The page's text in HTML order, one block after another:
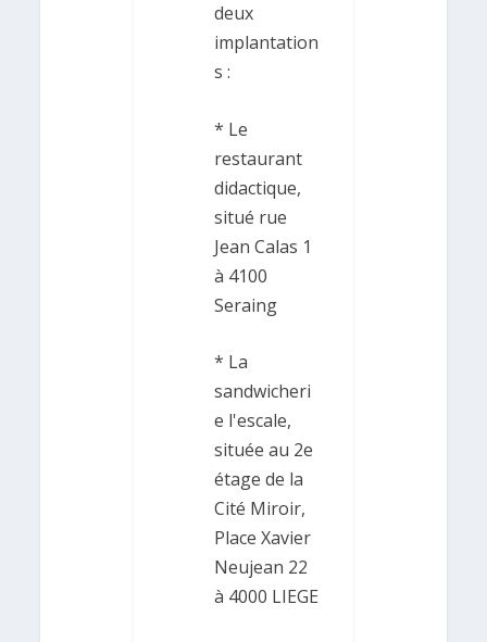
deux
implantation
s :
* Le
restaurant
didactique,
situé rue
Jean Calas 1
à 4100
Seraing
* La
sandwicheri
e l'escale,
située au 2e
étage de la
Cité Miroir,
Place Xavier
Neujean 22
à 4000 LIEGE